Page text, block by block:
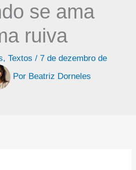
se ama
ruiva
, Textos / 7 de dezembro de
Por Beatriz Dorneles